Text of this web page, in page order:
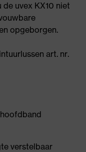
uvex KX10 niet
opgeborgen.
art. nr.
verstelbaar